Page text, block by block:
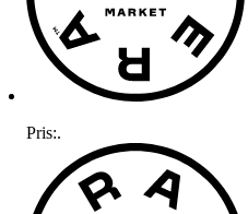
Pris:.